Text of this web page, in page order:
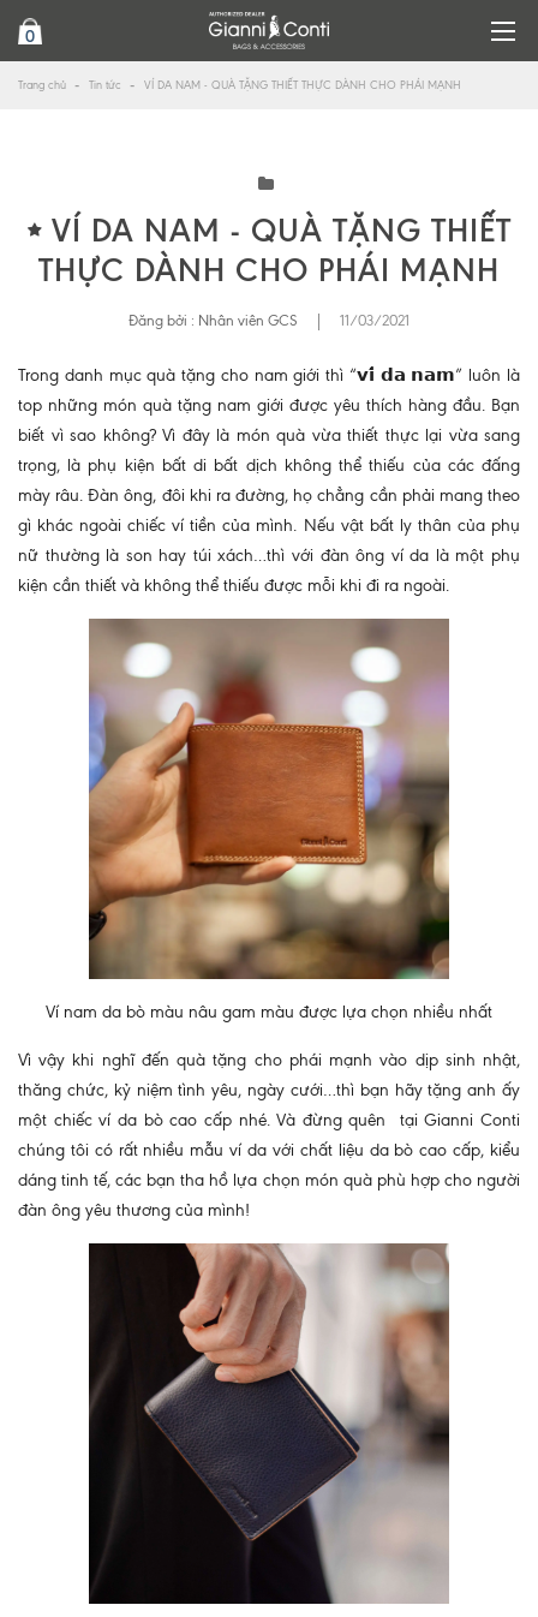
0
Trang chủ Tin tức VÍ DA NAM - QUÀ TẶNG THIẾT THỰC DÀNH CHO PHÁI MẠNH
VÍ DA NAM - QUÀ TẶNG THIẾT
THỰC DÀNH CHO PHÁI MẠNH
Đăng bởi : Nhân viên GCS 11/03/2021
Trong danh mục quà tặng cho nam giới thì “𝘃𝗶́ 𝗱𝗮 𝗻𝗮𝗺” luôn là
top những món quà tặng nam giới được yêu thích hàng đầu. Bạn
biết vì sao không? Vì đây là món quà vừa thiết thực lại vừa sang
trọng, là phụ kiện bất di bất dịch không thể thiếu của các đấng
mày râu. Đàn ông, đôi khi ra đường, họ chẳng cần phải mang theo
gì khác ngoài chiếc ví tiền của mình. Nếu vật bất ly thân của phụ
nữ thường là son hay túi xách…thì với đàn ông ví da là một phụ
kiện cần thiết và không thể thiếu được mỗi khi đi ra ngoài.
Ví nam da bò màu nâu gam màu được lựa chọn nhiều nhất
Vì vậy khi nghĩ đến quà tặng cho phái mạnh vào dịp sinh nhật,
thăng chức, kỷ niệm tình yêu, ngày cưới…thì bạn hãy tặng anh ấy
một chiếc ví da bò cao cấp nhé. Và đừng quên tại Gianni Conti
chúng tôi có rất nhiều mẫu ví da với chất liệu da bò cao cấp, kiểu
dáng tinh tế, các bạn tha hồ lựa chọn món quà phù hợp cho người
đàn ông yêu thương của mình!